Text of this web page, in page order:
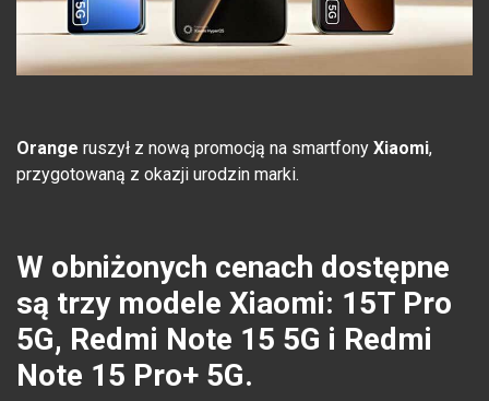
Orange ruszył z nową promocją na smartfony Xiaomi,
przygotowaną z okazji urodzin marki.
W obniżonych cenach dostępne
są trzy modele Xiaomi: 15T Pro
5G, Redmi Note 15 5G i Redmi
Note 15 Pro+ 5G.